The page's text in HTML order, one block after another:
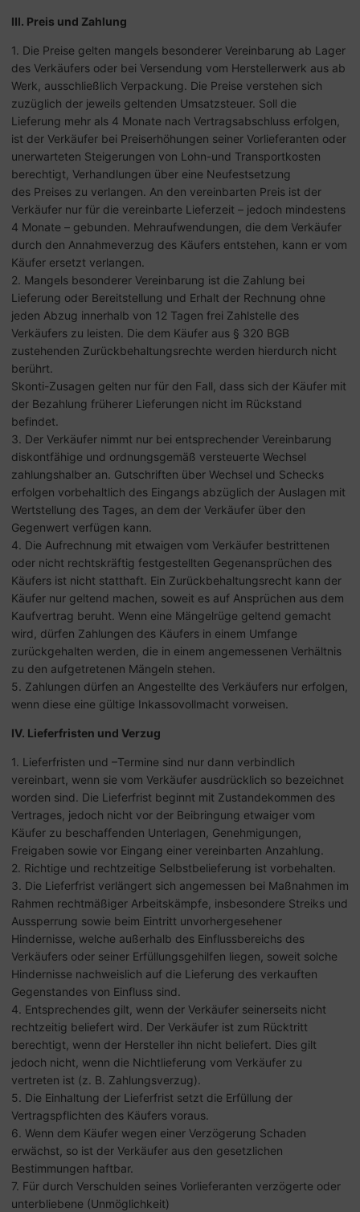
III. Preis und Zahlung
1. Die Preise gelten mangels besonderer Vereinbarung ab Lager
des Verkäufers oder bei Versendung vom Herstellerwerk aus ab
Werk, ausschließlich Verpackung. Die Preise verstehen sich
zuzüglich der jeweils geltenden Umsatzsteuer. Soll die
Lieferung mehr als 4 Monate nach Vertragsabschluss erfolgen,
ist der Verkäufer bei Preiserhöhungen seiner Vorlieferanten oder
unerwarteten Steigerungen von Lohn-und Transportkosten
berechtigt, Verhandlungen über eine Neufestsetzung
des Preises zu verlangen. An den vereinbarten Preis ist der
Verkäufer nur für die vereinbarte Lieferzeit – jedoch mindestens
4 Monate – gebunden. Mehraufwendungen, die dem Verkäufer
durch den Annahmeverzug des Käufers entstehen, kann er vom
Käufer ersetzt verlangen.
2. Mangels besonderer Vereinbarung ist die Zahlung bei
Lieferung oder Bereitstellung und Erhalt der Rechnung ohne
jeden Abzug innerhalb von 12 Tagen frei Zahlstelle des
Verkäufers zu leisten. Die dem Käufer aus § 320 BGB
zustehenden Zurückbehaltungsrechte werden hierdurch nicht
berührt.
Skonti-Zusagen gelten nur für den Fall, dass sich der Käufer mit
der Bezahlung früherer Lieferungen nicht im Rückstand
befindet.
3. Der Verkäufer nimmt nur bei entsprechender Vereinbarung
diskontfähige und ordnungsgemäß versteuerte Wechsel
zahlungshalber an. Gutschriften über Wechsel und Schecks
erfolgen vorbehaltlich des Eingangs abzüglich der Auslagen mit
Wertstellung des Tages, an dem der Verkäufer über den
Gegenwert verfügen kann.
4. Die Aufrechnung mit etwaigen vom Verkäufer bestrittenen
oder nicht rechtskräftig festgestellten Gegenansprüchen des
Käufers ist nicht statthaft. Ein Zurückbehaltungsrecht kann der
Käufer nur geltend machen, soweit es auf Ansprüchen aus dem
Kaufvertrag beruht. Wenn eine Mängelrüge geltend gemacht
wird, dürfen Zahlungen des Käufers in einem Umfange
zurückgehalten werden, die in einem angemessenen Verhältnis
zu den aufgetretenen Mängeln stehen.
5. Zahlungen dürfen an Angestellte des Verkäufers nur erfolgen,
wenn diese eine gültige Inkassovollmacht vorweisen.
IV. Lieferfristen und Verzug
1. Lieferfristen und –Termine sind nur dann verbindlich
vereinbart, wenn sie vom Verkäufer ausdrücklich so bezeichnet
worden sind. Die Lieferfrist beginnt mit Zustandekommen des
Vertrages, jedoch nicht vor der Beibringung etwaiger vom
Käufer zu beschaffenden Unterlagen, Genehmigungen,
Freigaben sowie vor Eingang einer vereinbarten Anzahlung.
2. Richtige und rechtzeitige Selbstbelieferung ist vorbehalten.
3. Die Lieferfrist verlängert sich angemessen bei Maßnahmen im
Rahmen rechtmäßiger Arbeitskämpfe, insbesondere Streiks und
Aussperrung sowie beim Eintritt unvorhergesehener
Hindernisse, welche außerhalb des Einflussbereichs des
Verkäufers oder seiner Erfüllungsgehilfen liegen, soweit solche
Hindernisse nachweislich auf die Lieferung des verkauften
Gegenstandes von Einfluss sind.
4. Entsprechendes gilt, wenn der Verkäufer seinerseits nicht
rechtzeitig beliefert wird. Der Verkäufer ist zum Rücktritt
berechtigt, wenn der Hersteller ihn nicht beliefert. Dies gilt
jedoch nicht, wenn die Nichtlieferung vom Verkäufer zu
vertreten ist (z. B. Zahlungsverzug).
5. Die Einhaltung der Lieferfrist setzt die Erfüllung der
Vertragspflichten des Käufers voraus.
6. Wenn dem Käufer wegen einer Verzögerung Schaden
erwächst, so ist der Verkäufer aus den gesetzlichen
Bestimmungen haftbar.
7. Für durch Verschulden seines Vorlieferanten verzögerte oder
unterbliebene (Unmöglichkeit)